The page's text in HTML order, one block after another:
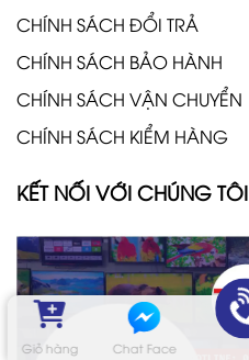
Giỏ hàng Chat Face
CHÍNH SÁCH ĐỔI TRẢ
CHÍNH SÁCH BẢO HÀNH
CHÍNH SÁCH VẬN CHUYỂN
CHÍNH SÁCH KIỂM HÀNG
KẾT NỐI VỚI CHÚNG TÔI